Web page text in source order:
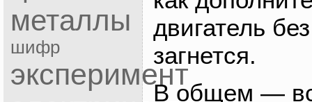
металлы
шифр
эксперимент
двигатель
загнется.
В общем —